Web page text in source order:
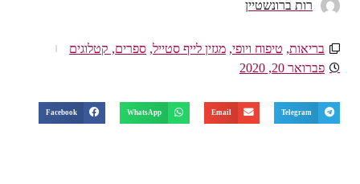
רות ברונשטיין
בריאות,טיפוח ויופי,מגזין לייף סטייל,ספרים, קטלוגים
פברואר 20, 2020
Telegram
Email
WhatsApp
Facebook